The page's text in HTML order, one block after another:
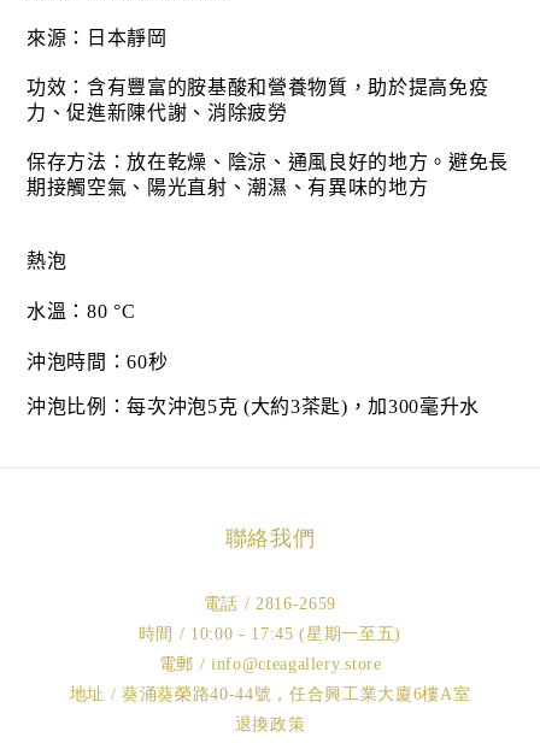
來源：日本靜岡
功效：含有豐富的胺基酸和營養物質，助於提高免疫
力、促進新陳代謝、消除疲勞
保存方法：放在乾燥、陰涼、通風良好的地方。避免長
期接觸空氣、陽光直射、潮濕、有異味的地方
熱泡
水溫： 80 °C
沖泡時間：60秒
沖泡比例：每次沖泡5克(大約3茶匙) ，加300毫升水
聯絡我們
電話 / 2816-2659
時間 / 10:00 - 17:45 (星期一至五)
電郵 / info@cteagallery.store
地址 / 葵涌葵榮路40-44號，任合興工業大廈6樓A室
退換政策